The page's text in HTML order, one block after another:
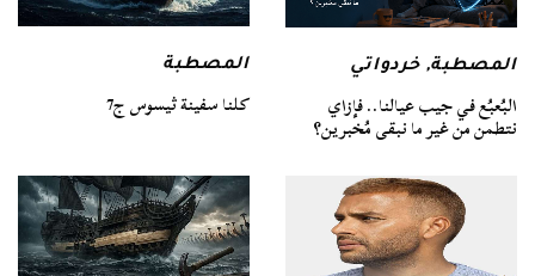
المصطبة,خردواتي
البُعبُع في جيب عيالنا.. فإزاي
نتطمن من غير ما نبقى مُخبرين؟
المصطبة
كلنا سفينة ثيسوس ج7